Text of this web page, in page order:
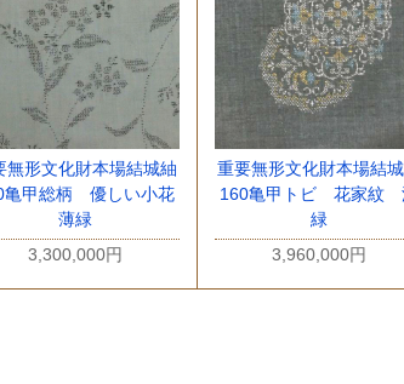
無形文化財本場結城紬
亀甲総柄 優しい小花
薄緑
3,300,000円
重要無形文化財本場結
160亀甲トビ 花家紋
緑
3,960,000円